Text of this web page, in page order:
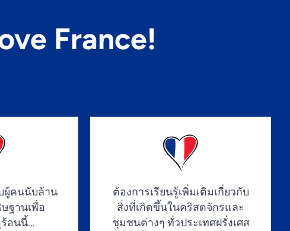
France!
ผู้คนนับล้าน
ฐานเพื่อ
อนนี้...
ต้องการเรียนรู้เพิ่มเติมเกี่ยวกับ
สิ่งที่เกิดขึ้นในคริสตจักรและ
ชุมชนต่างๆ ทั่วประเทศฝรั่งเศส